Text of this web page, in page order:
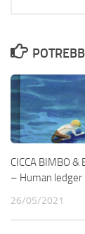
CICCA BIMBO &
– Human ledger
26/05/2021